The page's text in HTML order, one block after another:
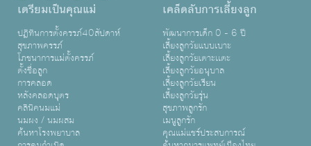
เตรียมเป็นคุณแม่
ปฏิทินการตั้งครรภ์40สัปดาห์
สุขภาพครรภ์
โภชนาการแม่ตั้งครรภ์
ตั้งชื่อลูก
การคลอด
หลังคลอดบุตร
คลินิคนมแม่
นมผง / นมผสม
ค้นหาโรงพยาบาล
เคล็ดลับการเลี้ยงลูก
พัฒนาการเด็ก 0 - 6 ปี
เลี้ยงลูกวัยแบบเบาะ
เลี้ยงลูกวัยเตาะเเตะ
เลี้ยงลูกวัยอนุบาล
เลี้ยงลูกวัยเรียน
เลี้ยงลูกวัยรุ่น
สุขภาพลูกรัก
เมนูลูกรัก
คุณแม่แชร์ประสบการณ์